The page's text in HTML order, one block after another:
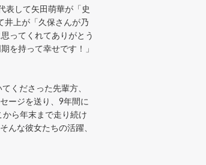
表して矢田萌華が「史
井上が「久保さんが乃
ってくれてありがとう
を持って幸せです！」
くださった先輩方、
ージを送り、9年間に
ら年末まで走り続け
んな彼女たちの活躍、